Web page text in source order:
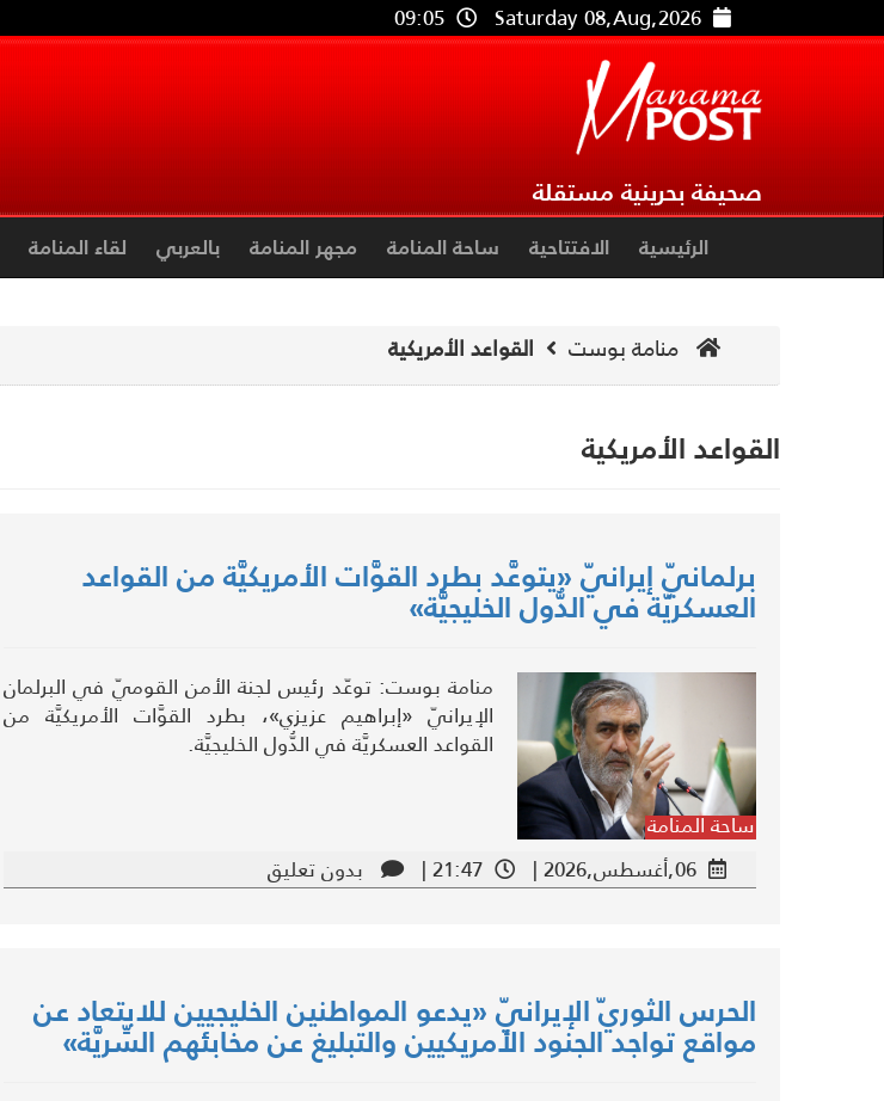
Saturday 08,Aug,2026
09:05
صحيفة بحرينية مستقلة
الرئيسية الافتتاحية ساحة المنامة مجهر المنامة بالعربي لقاء المنامة
منامة بوست القواعد الأمريكية
القواعد الأمريكية
برلمانيّ إيرانيّ «يتوعَّد بطرد القوَّات الأمريكيَّة من القواعد
العسكريّة في الدُّول الخليجيَّة»
ساحة المنامة
منامة بوست: توعّد رئيس لجنة الأمن القوميّ في البرلمان
الإيرانيّ «إبراهيم عزيزي»، بطرد القوَّات الأمريكيَّة من
القواعد العسكريَّة في الدُّول الخليجيَّة.
06,أغسطس,2026 | 21:47 | بدون تعليق
الحرس الثوريّ الإيرانيّ «يدعو المواطنين الخليجيين للابتعاد عن
مواقع تواجد الجنود الأمريكيين والتبليغ عن مخابئهم السِّريَّة»